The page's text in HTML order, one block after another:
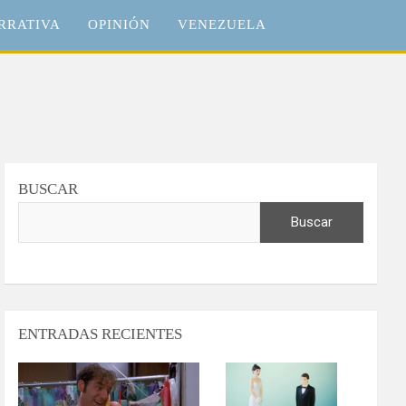
OPINIÓN VENEZUELA
BUSCAR
Buscar
ENTRADAS RECIENTES